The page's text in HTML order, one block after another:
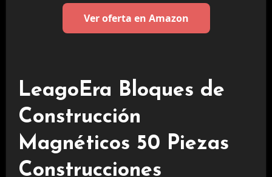
Ver oferta en Amazon
LeagoEra Bloques de
Construcción
Magnéticos 50 Piezas
Construcciones